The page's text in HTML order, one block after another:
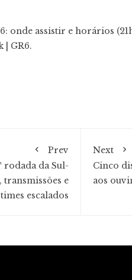
onde assistir e horários
| GR6.
Prev
rodada da Sul-
e
times escalados
Next
Cinco
aos